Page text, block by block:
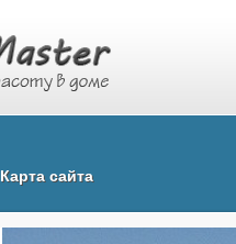
Карта сайта